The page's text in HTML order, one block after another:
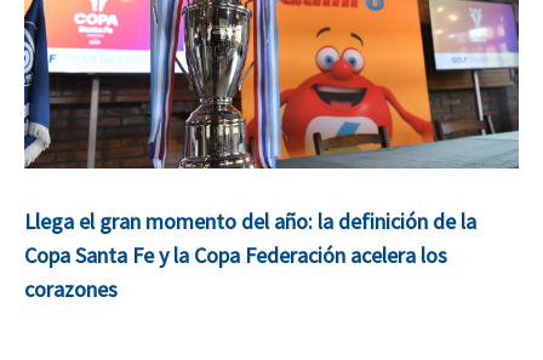
Llega el gran momento del año: la definición de la
Copa Santa Fe y la Copa Federación acelera los
corazones